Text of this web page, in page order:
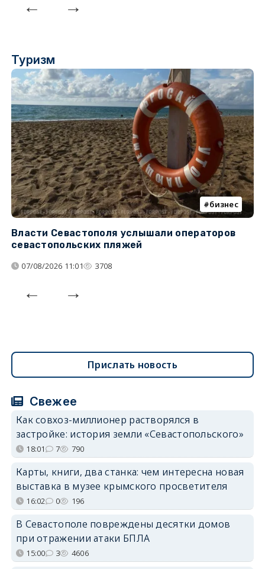
Туризм
бизнес
Власти Севастополя услышали операторов
севастопольских пляжей
07/08/2026 11:01 3708
Прислать новость
Свежее
Как совхоз-миллионер растворялся в
застройке: история земли «Севастопольского»
18:01 7 790
Карты, книги, два станка: чем интересна новая
выставка в музее крымского просветителя
16:02 0 196
В Севастополе повреждены десятки домов
при отражении атаки БПЛА
15:00 3 4606